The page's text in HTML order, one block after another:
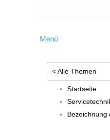
Menü
< Alle Themen
Startseite
Bezeichnung